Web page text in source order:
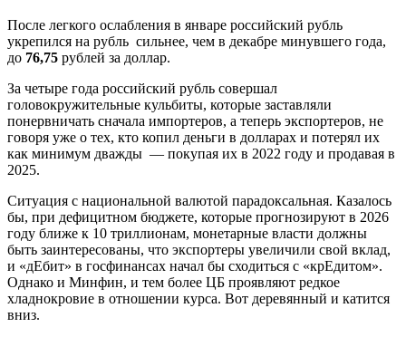
После легкого ослабления в январе российский рубль
укрепился на рубль сильнее, чем в декабре минувшего года,
до 76,75 рублей за доллар.
За четыре года российский рубль совершал
головокружительные кульбиты, которые заставляли
понервничать сначала импортеров, а теперь экспортеров, не
говоря уже о тех, кто копил деньги в долларах и потерял их
как минимум дважды — покупая их в 2022 году и продавая в
2025.
Ситуация с национальной валютой парадоксальная. Казалось
бы, при дефицитном бюджете, которые прогнозируют в 2026
году ближе к 10 триллионам, монетарные власти должны
быть заинтересованы, что экспортеры увеличили свой вклад,
и «дЕбит» в госфинансах начал бы сходиться с «крЕдитом».
Однако и Минфин, и тем более ЦБ проявляют редкое
хладнокровие в отношении курса. Вот деревянный и катится
вниз.